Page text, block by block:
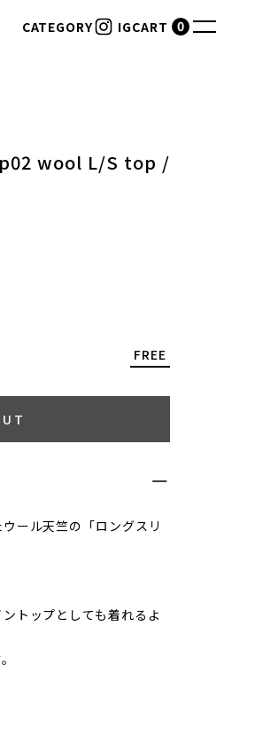
CATEGORY IGCART 0
wool L/S top /
FREE
ール天竺の「ロングスリ
トップとしても着れるよ